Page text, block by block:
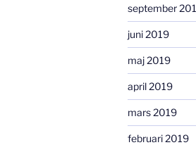
september
juni 2019
maj 2019
april 2019
mars 2019
februari 2019